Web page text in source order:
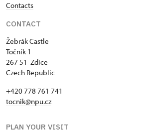
Contacts
CONTACT
Žebrák Castle
Točník 1
267 51 Zdice
Czech Republic
+420 778 761 741
tocnik@npu.cz
PLAN YOUR VISIT